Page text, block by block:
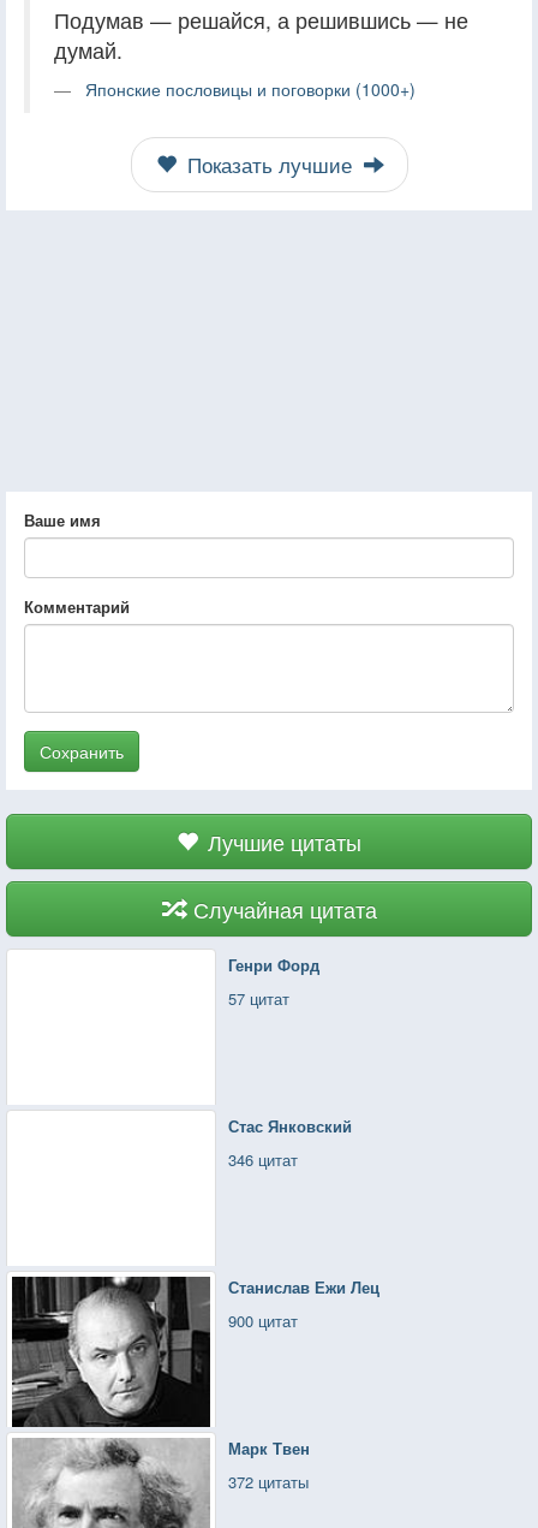
Подумав — решайся, а решившись — не
думай.
Японские пословицы и поговорки (1000+)
Показать лучшие
Ваше имя
Комментарий
Сохранить
Лучшие цитаты
Случайная цитата
Генри Форд
57 цитат
Стас Янковский
346 цитат
Станислав Ежи Лец
900 цитат
Марк Твен
372 цитаты